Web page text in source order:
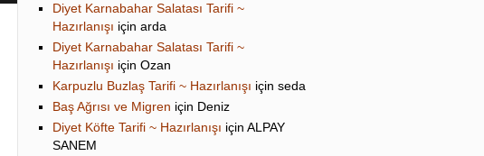
Diyet Karnabahar Salatası Tarifi ~
Hazırlanışı için arda
Diyet Karnabahar Salatası Tarifi ~
Hazırlanışı için Ozan
Karpuzlu Buzlaş Tarifi ~ Hazırlanışı için seda
Baş Ağrısı ve Migren için Deniz
Diyet Köfte Tarifi ~ Hazırlanışı için ALPAY
SANEM